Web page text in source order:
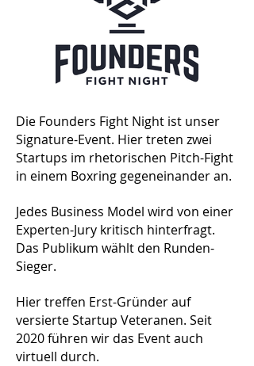
Die Founders Fight Night ist unser
Signature-Event. Hier treten zwei
Startups im rhetorischen Pitch-Fight
in einem Boxring gegeneinander an.
Jedes Business Model wird von einer
Experten-Jury kritisch hinterfragt.
Das Publikum wählt den Runden-
Sieger.
Hier treffen Erst-Gründer auf
versierte Startup Veteranen. Seit
2020 führen wir das Event auch
virtuell durch.